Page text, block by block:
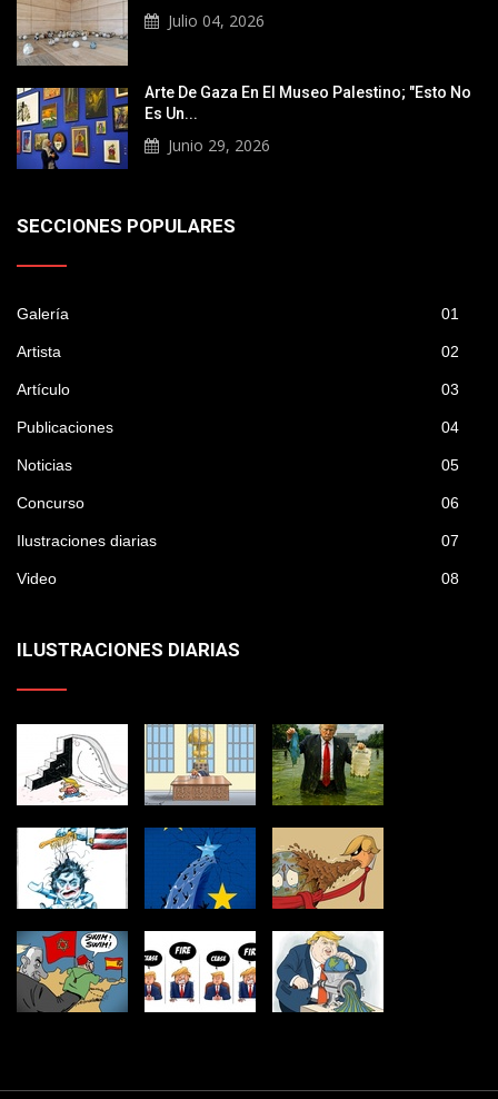
Julio 04, 2026
Arte De Gaza En El Museo Palestino; "Esto No
Es Un...
Junio 29, 2026
SECCIONES POPULARES
Galería 01
Artista 02
Artículo 03
Publicaciones 04
Noticias 05
Concurso 06
Ilustraciones diarias 07
Video 08
ILUSTRACIONES DIARIAS